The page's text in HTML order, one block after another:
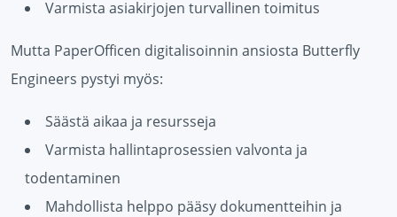
Varmista asiakirjojen turvallinen toimitus
Mutta PaperOfficen digitalisoinnin ansiosta Butterfly
Engineers pystyi myös:
Säästä aikaa ja resursseja
Varmista hallintaprosessien valvonta ja
todentaminen
Mahdollista helppo pääsy dokumentteihin ja